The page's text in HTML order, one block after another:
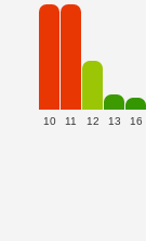
10 11 12 13 16